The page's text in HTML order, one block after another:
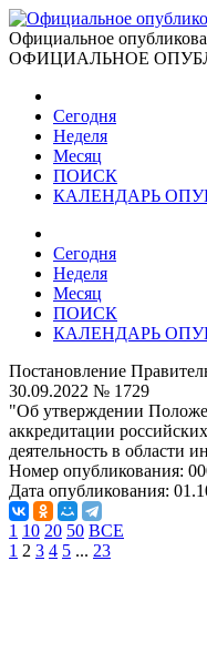
Официальное
ОФИЦИАЛЬНОЕ
Сегодня
Неделя
Месяц
ПОИСК
КАЛЕНДАРЬ
Сегодня
Неделя
Месяц
ПОИСК
КАЛЕНДАРЬ
Постановление
30.09.2022 № 1729
"Об утверждении
аккредитации
деятельность в области
Номер опубликования:
Дата опубликования:
1 10 20 50 ВСЕ
1 2 3 4 5 ... 23